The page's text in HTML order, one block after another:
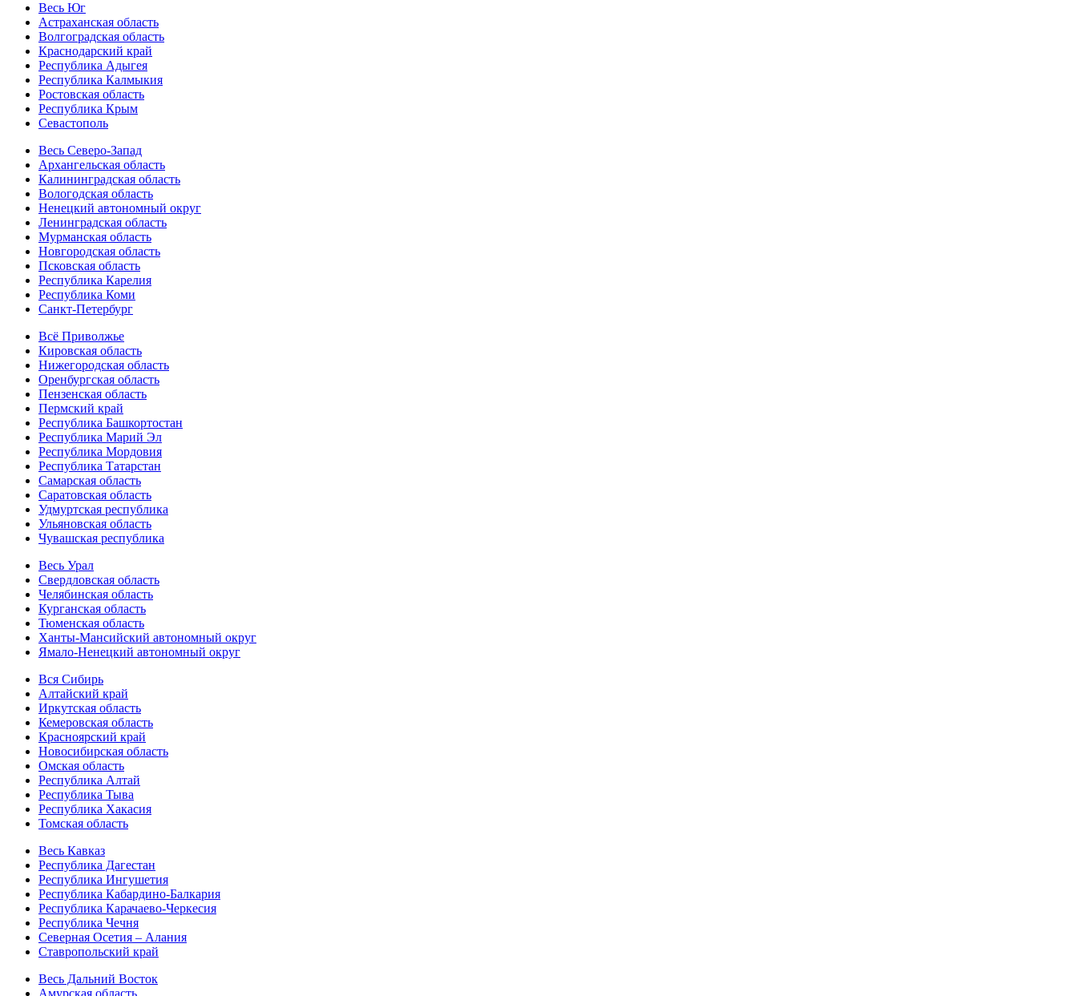
Весь Юг
Астраханская область
Волгоградская область
Краснодарский край
Республика Адыгея
Республика Калмыкия
Ростовская область
Республика Крым
Севастополь
Весь Северо-Запад
Архангельская область
Калининградская область
Вологодская область
Ненецкий автономный округ
Ленинградская область
Мурманская область
Новгородская область
Псковская область
Республика Карелия
Республика Коми
Санкт-Петербург
Всё Приволжье
Кировская область
Нижегородская область
Оренбургская область
Пензенская область
Пермский край
Республика Башкортостан
Республика Марий Эл
Республика Мордовия
Республика Татарстан
Самарская область
Саратовская область
Удмуртская республика
Ульяновская область
Чувашская республика
Весь Урал
Свердловская область
Челябинская область
Курганская область
Тюменская область
Ханты-Мансийский автономный округ
Ямало-Ненецкий автономный округ
Вся Сибирь
Алтайский край
Иркутская область
Кемеровская область
Красноярский край
Новосибирская область
Омская область
Республика Алтай
Республика Тыва
Республика Хакасия
Томская область
Весь Кавказ
Республика Дагестан
Республика Ингушетия
Республика Кабардино-Балкария
Республика Карачаево-Черкесия
Республика Чечня
Северная Осетия – Алания
Ставропольский край
Весь Дальний Восток
Амурская область